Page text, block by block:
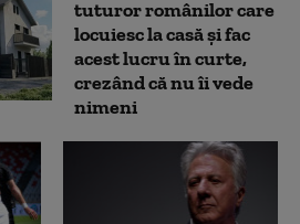
tuturor românilor care
locuiesc la casă și fac
acest lucru în curte,
crezând că nu îi vede
nimeni